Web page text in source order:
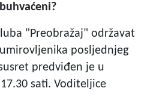
"Preobražaj" održavat
posljednjeg
predviđen je u
sati. Voditeljice